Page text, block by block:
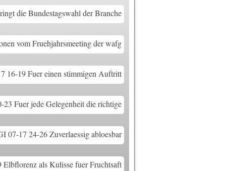
die Bundestagswahl der Branche
vom Fruehjahrsmeeting der wafg
16-19 Fuer einen stimmigen Auftritt
23 Fuer jede Gelegenheit die richtige
07-17 24-26 Zuverlaessig abloesbar
als Kulisse fuer Fruchtsaft